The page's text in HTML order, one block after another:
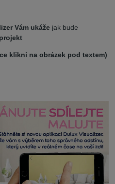
Vám ukáže jak bude
klikni na obrázek pod textem)